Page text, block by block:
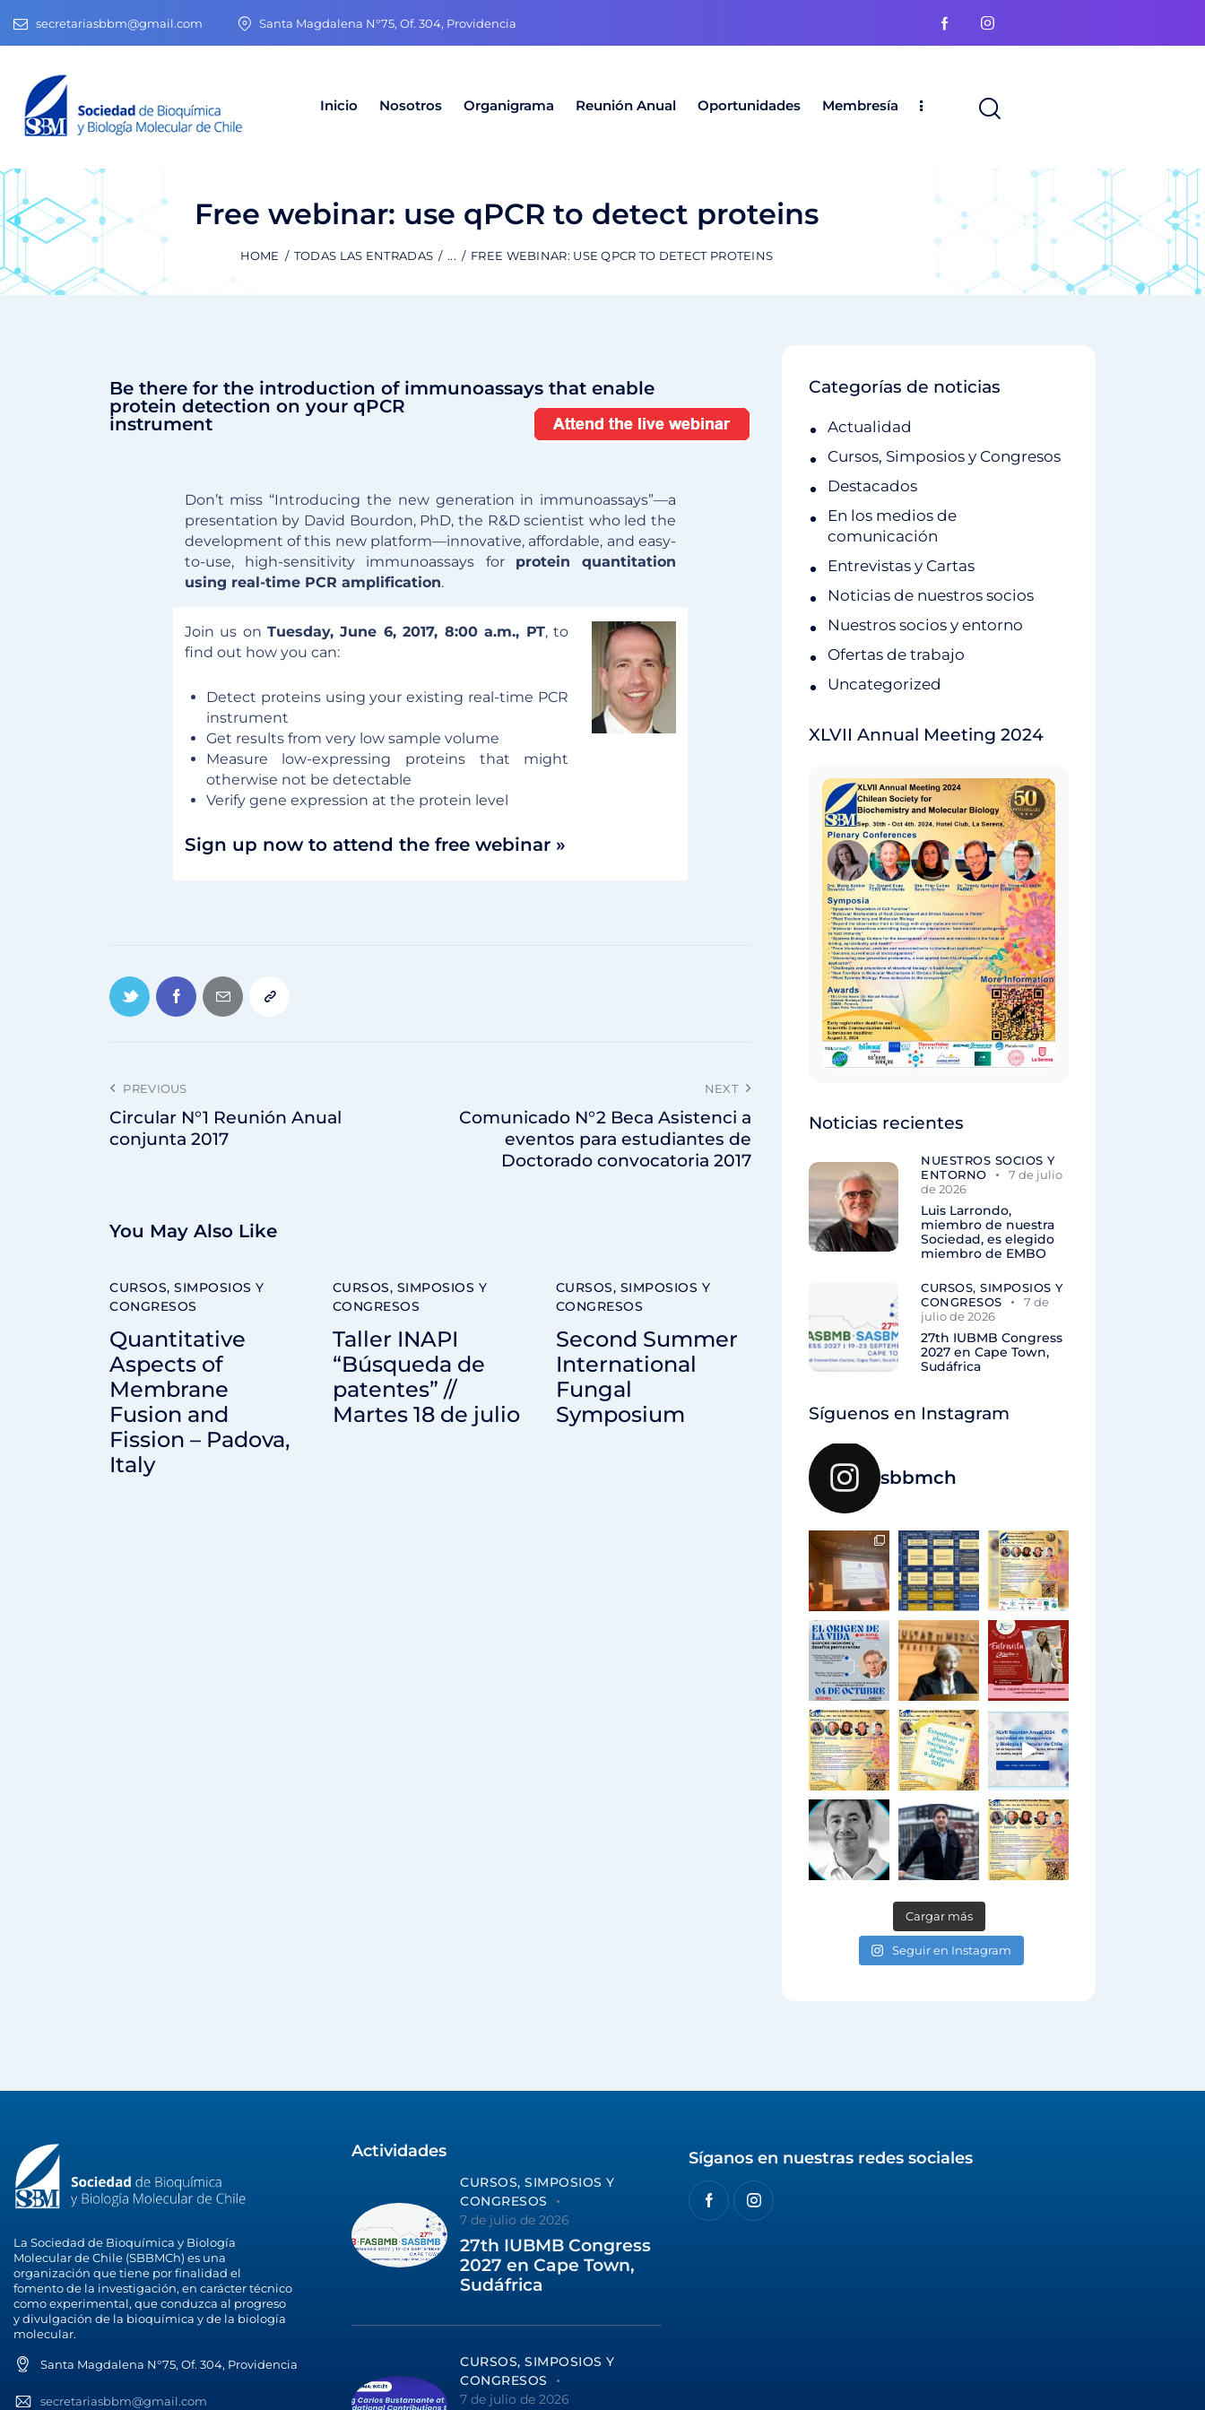
secretariasbbm@gmail.com Santa Magdalena N°75, Of. 304, Providencia
Inicio Nosotros Organigrama Reunión Anual Oportunidades Membresía
Free webinar: use qPCR to detect proteins
HOME TODAS LAS ENTRADAS ... FREE WEBINAR: USE QPCR TO DETECT PROTEINS
Be there for the introduction of immunoassays that enable
protein detection on your qPCR
instrument
Don’t miss “Introducing the new generation in immunoassays”—a
presentation by David Bourdon, PhD, the R&D scientist who led the
development of this new platform—innovative, affordable, and easy-
to-use, high-sensitivity immunoassays for protein quantitation
using real-time PCR amplification.
Join us onTuesday, June 6, 2017, 8:00 a.m., PT, to
find out how you can:
Detect proteins using your existing real-time PCR
instrument
Get results from very low sample volume
Measure low-expressing proteins that might
otherwise not be detectable
Verify gene expression at the protein level
Sign up now to attend the free webinar »
PREVIOUS
Circular N°1 Reunión Anual
conjunta 2017
NEXT
Comunicado N°2 Beca Asistenci a
eventos para estudiantes de
Doctorado convocatoria 2017
You May Also Like
CURSOS, SIMPOSIOS Y
CONGRESOS
Quantitative
Aspects of
Membrane
Fusion and
Fission – Padova,
Italy
CURSOS, SIMPOSIOS Y
CONGRESOS
Taller INAPI
“Búsqueda de
patentes” //
Martes 18 de julio
CURSOS, SIMPOSIOS Y
CONGRESOS
Second Summer
International
Fungal
Symposium
Categorías de noticias
Actualidad
Cursos, Simposios y Congresos
Destacados
En los medios de
comunicación
Entrevistas y Cartas
Noticias de nuestros socios
Nuestros socios y entorno
Ofertas de trabajo
Uncategorized
XLVII Annual Meeting 2024
Noticias recientes
NUESTROS SOCIOS Y
ENTORNO
7 de julio
de 2026
Luis Larrondo,
miembro de nuestra
Sociedad, es elegido
miembro de EMBO
CURSOS, SIMPOSIOS Y
CONGRESOS
7 de
julio de 2026
27th IUBMB Congress
2027 en Cape Town,
Sudáfrica
Síguenos en Instagram
sbbmch
Cargar más
Seguir en Instagram
La Sociedad de Bioquímica y Biología
Molecular de Chile (SBBMCh) es una
organización que tiene por finalidad el
fomento de la investigación, en carácter técnico
como experimental, que conduzca al progreso
y divulgación de la bioquímica y de la biología
molecular.
Santa Magdalena N°75, Of. 304, Providencia
secretariasbbm@gmail.com
Actividades
CURSOS, SIMPOSIOS Y
CONGRESOS
7 de julio de 2026
27th IUBMB Congress
2027 en Cape Town,
Sudáfrica
CURSOS, SIMPOSIOS Y
CONGRESOS
7 de julio de 2026
Síganos en nuestras redes sociales